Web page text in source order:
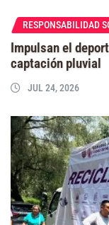
RESPONSABILIDAD
Impulsan el
captación pluvial
JUL 24, 2026